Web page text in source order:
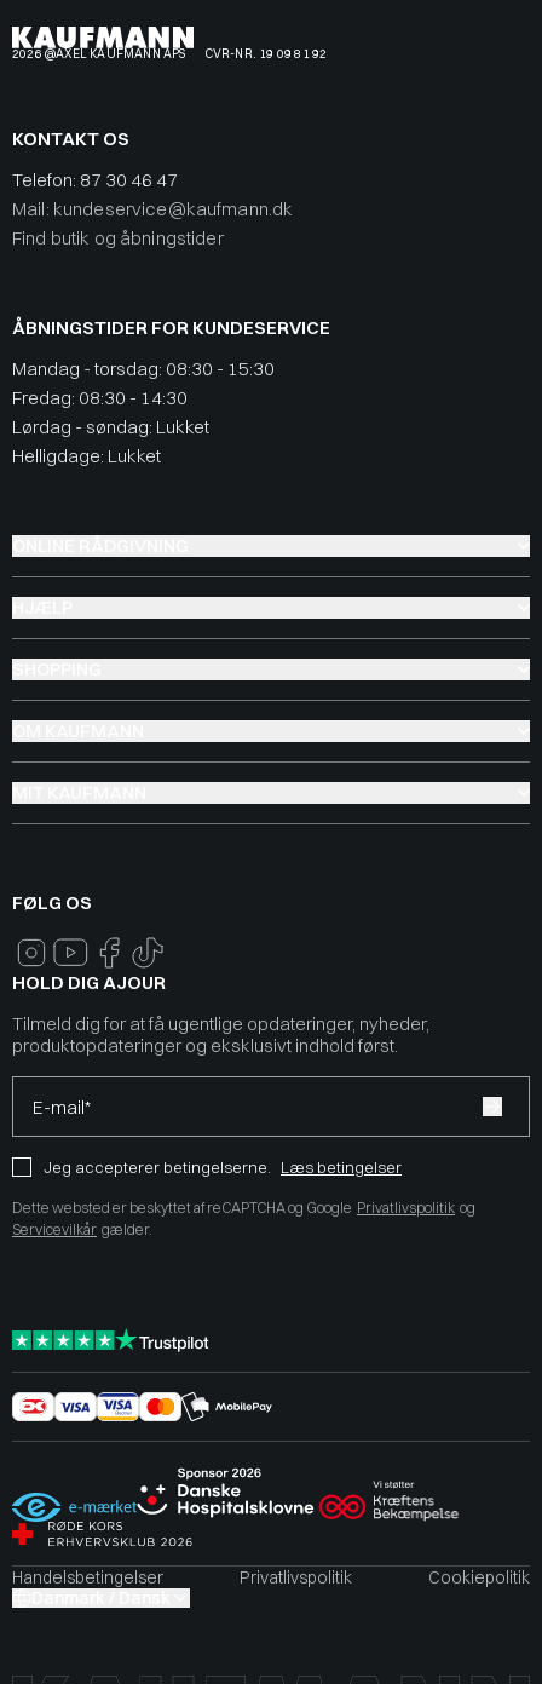
2026 @AXEL KAUFMANN APS CVR-NR. 19 09 81 92
KONTAKT OS
Telefon: 87 30 46 47
Mail: kundeservice@kaufmann.dk
Find butik og åbningstider
ÅBNINGSTIDER FOR KUNDESERVICE
Mandag - torsdag: 08:30 - 15:30
Fredag: 08:30 - 14:30
Lørdag - søndag: Lukket
Helligdage: Lukket
FØLG OS
HOLD DIG AJOUR
Tilmeld dig for at få ugentlige opdateringer, nyheder,
produktopdateringer og eksklusivt indhold først.
E-mail*
Jeg accepterer betingelserne. Læs betingelser
Dette websted er beskyttet af reCAPTCHA og Google Privatlivspolitik og
Servicevilkår gælder.
Handelsbetingelser Privatlivspolitik
Cookiepolitik